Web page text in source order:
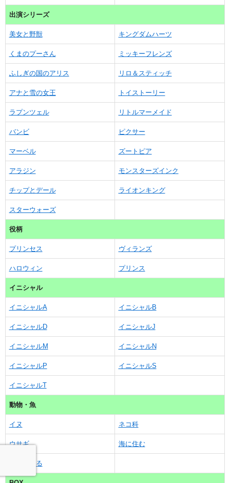
出演シリーズ
美女と野獣 キングダムハーツ
くまのプーさん ミッキーフレンズ
ふしぎの国のアリス リロ＆スティッチ
アナと雪の女王 トイストーリー
ラプンツェル リトルマーメイド
バンビ ピクサー
マーベル ズートピア
アラジン モンスターズインク
チップとデール ライオンキング
スターウォーズ
役柄
プリンセス ヴィランズ
ハロウィン プリンス
イニシャル
イニシャルA イニシャルB
イニシャルD イニシャルJ
イニシャルM イニシャルN
イニシャルP イニシャルS
イニシャルT
動物・魚
イヌ ネコ科
ウサギ 海に住む
ヒレがある